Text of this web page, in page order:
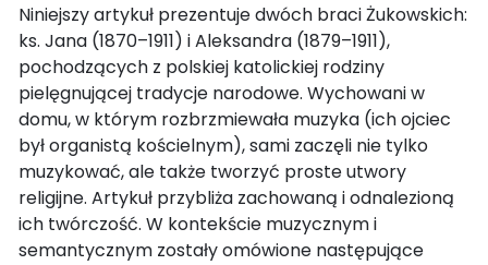
Niniejszy artykuł prezentuje dwóch braci Żukowskich:
ks. Jana (1870–1911) i Aleksandra (1879–1911),
pochodzących z polskiej katolickiej rodziny
pielęgnującej tradycje narodowe. Wychowani w
domu, w którym rozbrzmiewała muzyka (ich ojciec
był organistą kościelnym), sami zaczęli nie tylko
muzykować, ale także tworzyć proste utwory
religijne. Artykuł przybliża zachowaną i odnalezioną
ich twórczość. W kontekście muzycznym i
semantycznym zostały omówione następujące